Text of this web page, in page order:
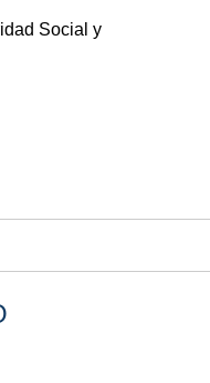
Social y